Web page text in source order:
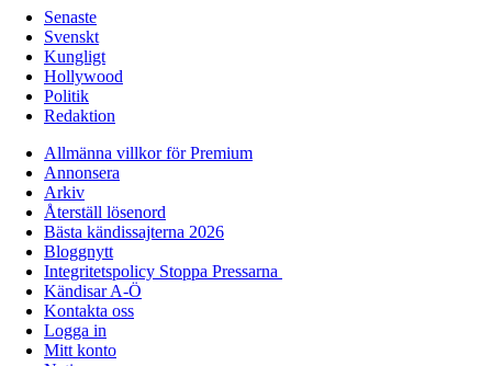
Senaste
Svenskt
Kungligt
Hollywood
Politik
Redaktion
Allmänna villkor för Premium
Annonsera
Arkiv
Återställ lösenord
Bästa kändissajterna 2026
Bloggnytt
Integritetspolicy Stoppa Pressarna
Kändisar A-Ö
Kontakta oss
Logga in
Mitt konto